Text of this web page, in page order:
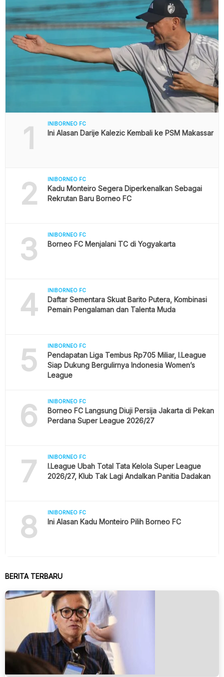
1 INIBORNEO FC
Ini Alasan Darije Kalezic Kembali ke PSM Makassar
2 INIBORNEO FC
Kadu Monteiro Segera Diperkenalkan Sebagai
Rekrutan Baru Borneo FC
3 INIBORNEO FC
Borneo FC Menjalani TC di Yogyakarta
4 INIBORNEO FC
Daftar Sementara Skuat Barito Putera, Kombinasi
Pemain Pengalaman dan Talenta Muda
5 INIBORNEO FC
Pendapatan Liga Tembus Rp705 Miliar, I.League
Siap Dukung Bergulirnya Indonesia Women’s
League
6 INIBORNEO FC
Borneo FC Langsung Diuji Persija Jakarta di Pekan
Perdana Super League 2026/27
7 INIBORNEO FC
I.League Ubah Total Tata Kelola Super League
2026/27, Klub Tak Lagi Andalkan Panitia Dadakan
8 INIBORNEO FC
Ini Alasan Kadu Monteiro Pilih Borneo FC
BERITA TERBARU